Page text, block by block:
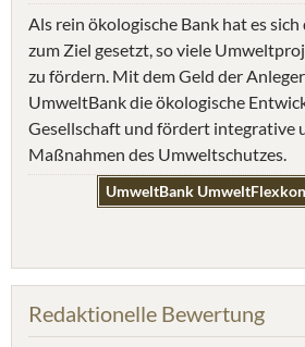
Als rein ökologische Bank hat es
zum Ziel gesetzt, so viele
zu fördern. Mit dem Geld der
UmweltBank die ökologische
Gesellschaft und fördert integrative
Maßnahmen des Umweltschutzes.
UmweltBank
Redaktionelle Bewertung